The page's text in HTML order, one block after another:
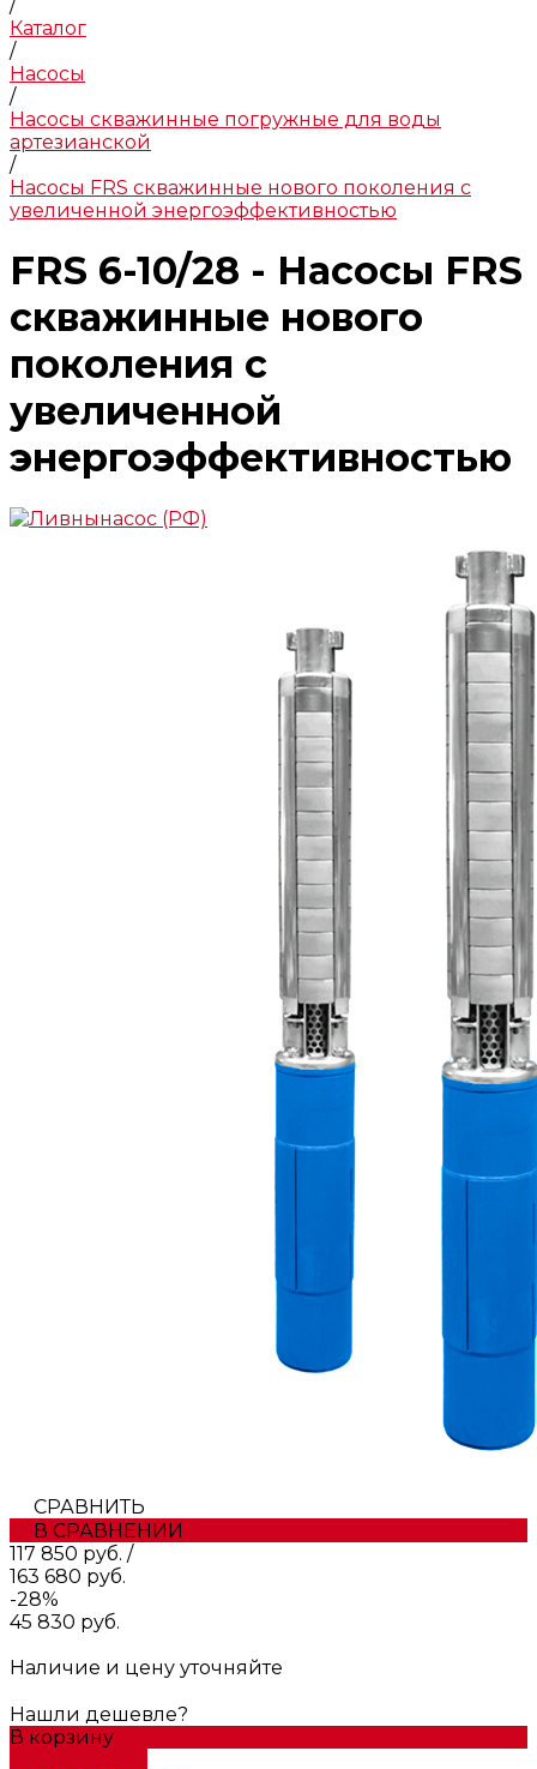
/
Каталог
/
Насосы
/
Насосы скважинные погружные для воды
артезианской
/
Насосы FRS скважинные нового поколения с
увеличенной энергоэффективностью
FRS 6-10/28 - Насосы FRS
скважинные нового
поколения с
увеличенной
энергоэффективностью
СРАВНИТЬ
В СРАВНЕНИИ
117 850 руб. /
163 680 руб.
-28%
45 830 руб.
Наличие и цену уточняйте
Нашли дешевле?
В корзину